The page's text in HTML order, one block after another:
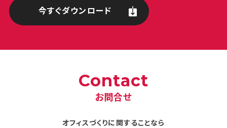
今すぐダウンロード
Contact
お問合せ
オフィスづくりに関することなら